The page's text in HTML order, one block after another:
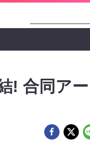
! 合同アー